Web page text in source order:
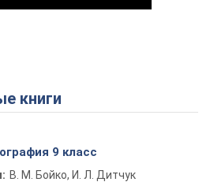
Play Video
книги
9 класс
В. М. Бойко, И. Л. Дитчук